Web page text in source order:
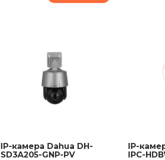
IP-камера Dahua DH-
SD3A205-GNP-PV
IP-
IPC-